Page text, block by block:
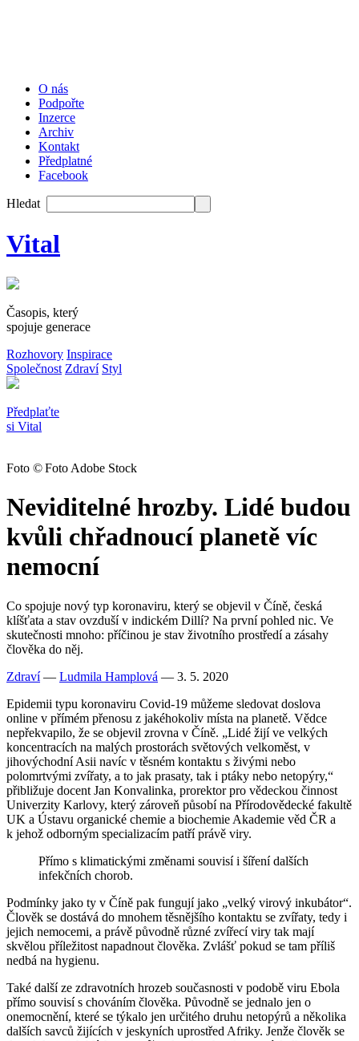
O nás
Podpořte
Inzerce
Archiv
Kontakt
Předplatné
Facebook
Hledat
Vital
Časopis, který
spojuje generace
Rozhovory Inspirace
Společnost Zdraví Styl
Předplaťte
si Vital
Foto © Foto Adobe Stock
Neviditelné hrozby. Lidé budou
kvůli chřadnoucí planetě víc
nemocní
Co spojuje nový typ koronaviru, který se objevil v Číně, česká
klíšťata a stav ovzduší v indickém Dillí? Na první pohled nic. Ve
skutečnosti mnoho: příčinou je stav životního prostředí a zásahy
člověka do něj.
Zdraví— Ludmila Hamplová — 3. 5. 2020
Epidemii typu koronaviru Covid-19 můžeme sledovat doslova
online v přímém přenosu z jakéhokoliv místa na planetě. Vědce
nepřekvapilo, že se objevil zrovna v Číně. „Lidé žijí ve velkých
koncentracích na malých prostorách světových velkoměst, v
jihovýchodní Asii navíc v těsném kontaktu s živými nebo
polomrtvými zvířaty, a to jak prasaty, tak i ptáky nebo netopýry,“
přibližuje docent Jan Konvalinka, prorektor pro vědeckou činnost
Univerzity Karlovy, který zároveň působí na Přírodovědecké fakultě
UK a Ústavu organické chemie a biochemie Akademie věd ČR a
k jehož odborným specializacím patří právě viry.
Přímo s klimatickými změnami souvisí i šíření dalších
infekčních chorob.
Podmínky jako ty v Číně pak fungují jako „velký virový inkubátor“.
Člověk se dostává do mnohem těsnějšího kontaktu se zvířaty, tedy i
jejich nemocemi, a právě původně různé zvířecí viry tak mají
skvělou příležitost napadnout člověka. Zvlášť pokud se tam příliš
nedbá na hygienu.
Také další ze zdravotních hrozeb současnosti v podobě viru Ebola
přímo souvisí s chováním člověka. Původně se jednalo jen o
onemocnění, které se týkalo jen určitého druhu netopýrů a několika
dalších savců žijících v jeskyních uprostřed Afriky. Jenže člověk se